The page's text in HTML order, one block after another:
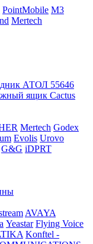
PointMobile M3
Mertech
АТОЛ 55646
ящик Cactus
Mertech Godex
Evolis Urovo
G&G iDPRT
AVAYA
Yeastar Flying Voice
Konftel -